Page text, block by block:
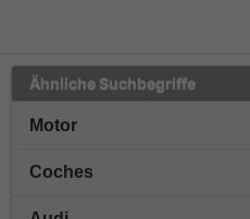
Ähnliche Suchbegriffe
Motor
Coches